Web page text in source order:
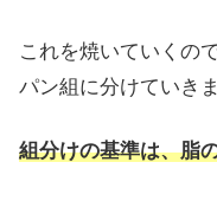
これを焼いていくの
パン組に分けていきま
組分けの基準は、脂